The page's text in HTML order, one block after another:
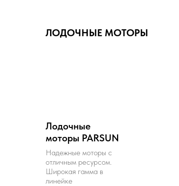
ЛОДОЧНЫЕ МОТОРЫ
Лодочные
моторы PARSUN
Надежные моторы с
отличным ресурсом.
Широкая гамма в
линейке